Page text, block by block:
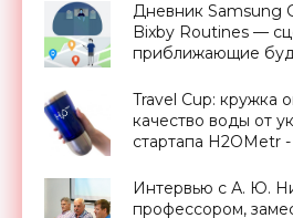
Дневник Samsung
Bixby Routines —
приближающие
Travel Cup: кружка
качество воды от
стартапа H2OMetr
Интервью с А. Ю.
профессором,